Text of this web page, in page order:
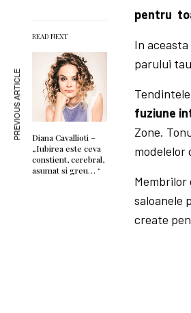
READ NEXT
Diana Cavallioti –
„Iubirea este ceva
constient, cerebral,
asumat si greu… “
pentru
In
parului
fuziune
Zone.
modelelor
Membrilor
saloanele
create
PREVIOUS ARTICLE